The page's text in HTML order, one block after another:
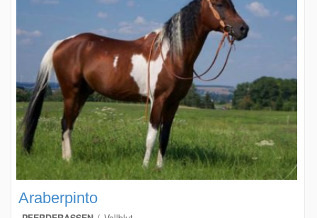
Araberpinto